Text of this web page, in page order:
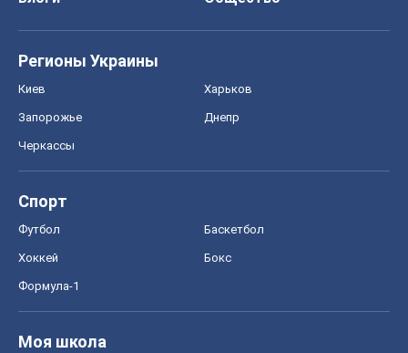
Регионы Украины
Киев Харьков
Запорожье Днепр
Черкассы
Спорт
Футбол Баскетбол
Хоккей Бокс
Формула-1
Моя школа